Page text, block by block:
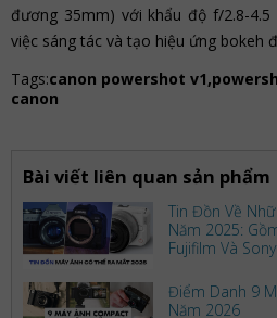
đương 35mm) với khẩu độ f/2.8-
việc sáng tác và tạo hiệu ứng bokeh
Tags:canon powershot
canon
Bài viết liên quan sản phẩm
Tin Đồn Về
Năm 2025:
Fujifilm Và Sony
Điểm Danh 9
Năm 2026